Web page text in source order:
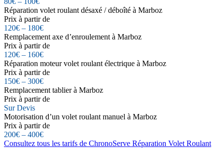
Réparation volet roulant désaxé / déboîté à Marboz
Prix à partir de
120€ – 180€
Remplacement axe d’enroulement à Marboz
Prix à partir de
120€ – 160€
Réparation moteur volet roulant électrique à Marboz
Prix à partir de
150€ – 300€
Remplacement tablier à Marboz
Prix à partir de
Sur Devis
Motorisation d’un volet roulant manuel à Marboz
Prix à partir de
200€ – 400€
Consultez tous les tarifs de ChronoServe Réparation Volet Roulant